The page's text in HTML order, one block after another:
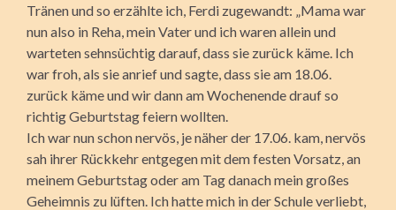
Tränen und so erzählte ich, Ferdi zugewandt: „Mama war
nun also in Reha, mein Vater und ich waren allein und
warteten sehnsüchtig darauf, dass sie zurück käme. Ich
war froh, als sie anrief und sagte, dass sie am 18.06.
zurück käme und wir dann am Wochenende drauf so
richtig Geburtstag feiern wollten.
Ich war nun schon nervös, je näher der 17.06. kam, nervös
sah ihrer Rückkehr entgegen mit dem festen Vorsatz, an
meinem Geburtstag oder am Tag danach mein großes
Geheimnis zu lüften. Ich hatte mich in der Schule verliebt,